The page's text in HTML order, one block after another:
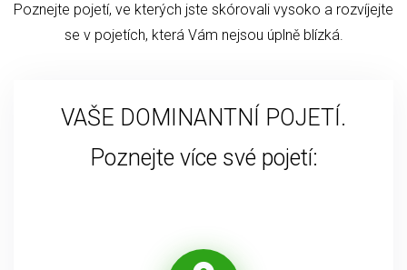
Poznejte pojetí, ve kterých jste skórovali vysoko a rozvíjejte
se v pojetích, která Vám nejsou úplně blízká.
VAŠE DOMINANTNÍ POJETÍ.
Poznejte více své pojetí: